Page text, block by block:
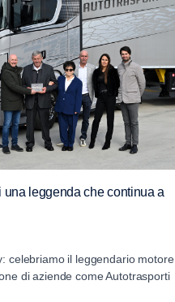
una leggenda che continua a
celebriamo il leggendario motore
di aziende come Autotrasporti